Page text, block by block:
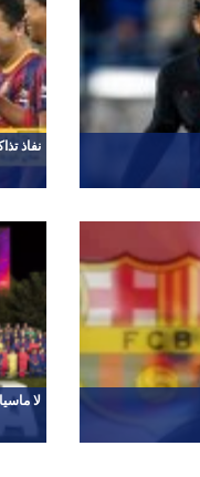
نفاذ
لا